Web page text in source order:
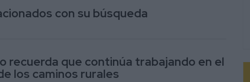
con su búsqueda
recuerda que continúa trabajando en el
los caminos rurales